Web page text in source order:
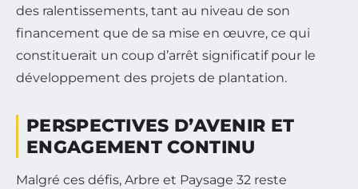
des ralentissements, tant au niveau de son
financement que de sa mise en œuvre, ce qui
constituerait un coup d’arrêt significatif pour le
développement des projets de plantation.
PERSPECTIVES D’AVENIR ET
ENGAGEMENT CONTINU
Malgré ces défis, Arbre et Paysage 32 reste